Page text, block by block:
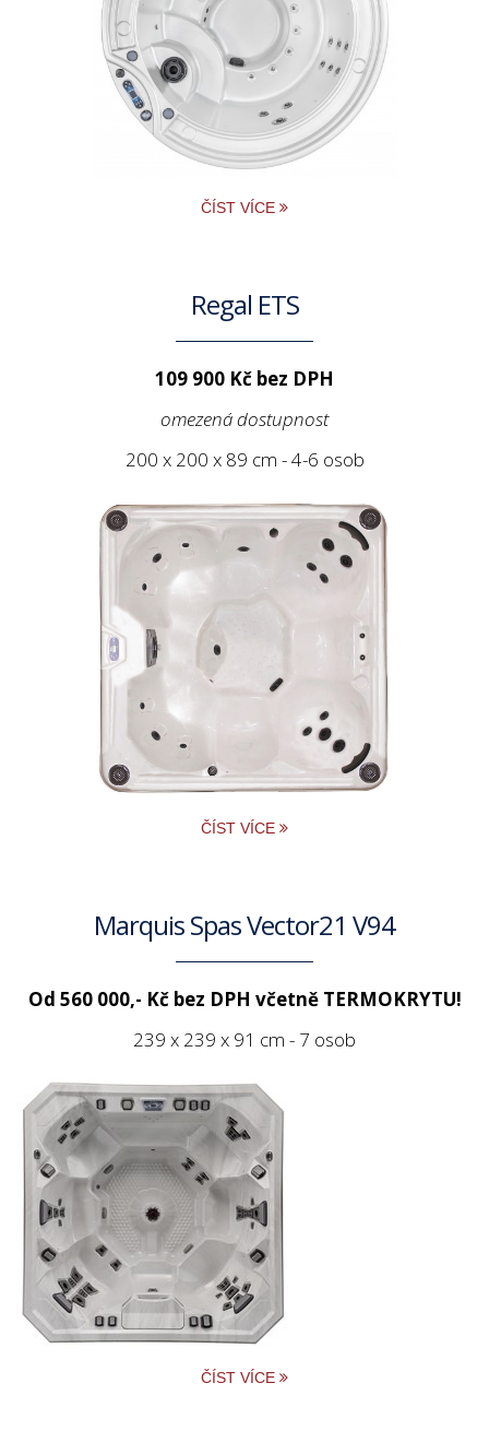
ČÍST VÍCE
Regal ETS
109 900 Kč bez DPH
omezená dostupnost
200 x 200 x 89 cm - 4-6 osob
ČÍST VÍCE
Marquis Spas Vector21 V94
Od 560 000,- Kč bez DPH včetně TERMOKRYTU!
239 x 239 x 91 cm - 7 osob
ČÍST VÍCE